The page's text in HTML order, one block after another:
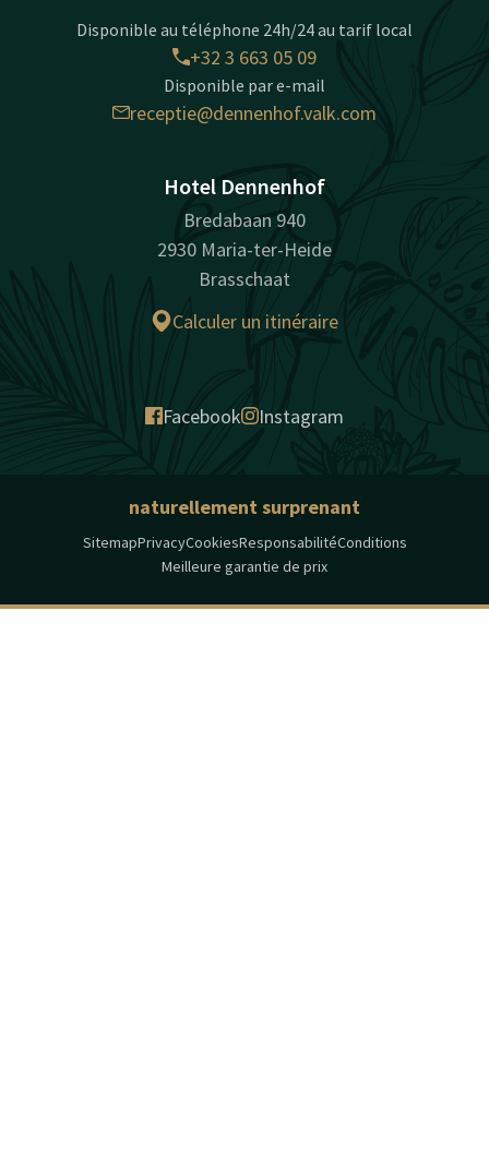
Disponible au téléphone 24h/24 au tarif local
+32 3 663 05 09
Disponible par e-mail
receptie@dennenhof.valk.com
Hotel Dennenhof
Bredabaan 940
2930 Maria-ter-Heide
Brasschaat
Calculer un itinéraire
Facebook Instagram
naturellement surprenant
SitemapPrivacyCookiesResponsabilitéConditions
Meilleure garantie de prix